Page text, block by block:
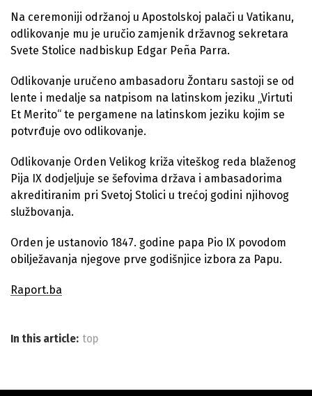
Na ceremoniji održanoj u Apostolskoj palači u Vatikanu,
odlikovanje mu je uručio zamjenik državnog sekretara
Svete Stolice nadbiskup Edgar Peña Parra.
Odlikovanje uručeno ambasadoru Žontaru sastoji se od
lente i medalje sa natpisom na latinskom jeziku „Virtuti
Et Merito“ te pergamene na latinskom jeziku kojim se
potvrđuje ovo odlikovanje.
Odlikovanje Orden Velikog križa viteškog reda blaženog
Pija IX dodjeljuje se šefovima država i ambasadorima
akreditiranim pri Svetoj Stolici u trećoj godini njihovog
službovanja.
Orden je ustanovio 1847. godine papa Pio IX povodom
obilježavanja njegove prve godišnjice izbora za Papu.
Raport.ba
In this article: top